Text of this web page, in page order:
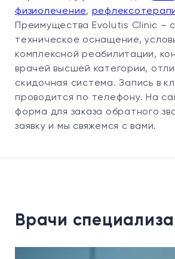
физиолечение,
Преимущества Evolutis Clinic –
техническое оснащение,
комплексной реабилитации,
врачей высшей категории,
скидочная система. Запись в
проводится по телефону. На
форма для заказа обратного
заявку и мы свяжемся с вами.
Врачи